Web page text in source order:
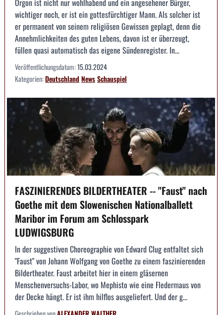
Orgon ist nicht nur wohlhabend und ein angesehener Bürger,
wichtiger noch, er ist ein gottesfürchtiger Mann. Als solcher ist
er permanent von seinem religiösen Gewissen geplagt, denn die
Annehmlichkeiten des guten Lebens, davon ist er überzeugt,
füllen quasi automatisch das eigene Sündenregister. In...
Veröffentlichungsdatum:15.03.2024
Kategorien:DeutschlandNewsSchauspiel
FASZINIERENDES BILDERTHEATER -- "Faust" nach
Goethe mit dem Slowenischen Nationalballett
Maribor im Forum am Schlosspark
LUDWIGSBURG
In der suggestiven Choreographie von Edward Clug entfaltet sich
"Faust" von Johann Wolfgang von Goethe zu einem faszinierenden
Bildertheater. Faust arbeitet hier in einem gläsernen
Menschenversuchs-Labor, wo Mephisto wie eine Fledermaus von
der Decke hängt. Er ist ihm hilflos ausgeliefert. Und der g...